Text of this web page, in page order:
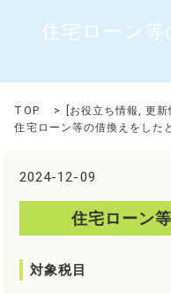
住宅ローン等
TOP お役立ち情報,更新
住宅ローン等の借換えをした
2024-12-09
住宅ローン
対象税目